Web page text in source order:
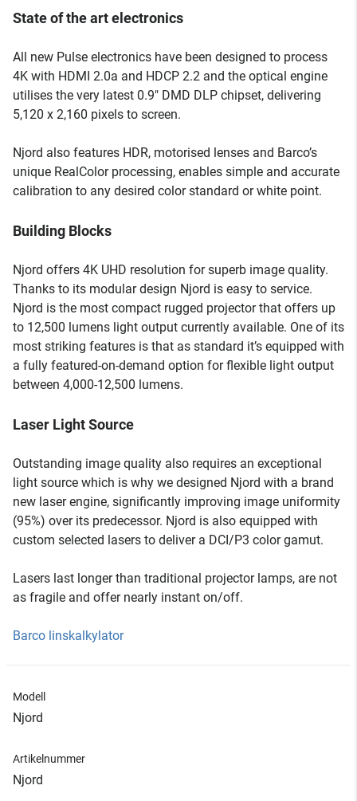
State of the art electronics
All new Pulse electronics have been designed to process
4K with HDMI 2.0a and HDCP 2.2 and the optical engine
utilises the very latest 0.9" DMD DLP chipset, delivering
5,120 x 2,160 pixels to screen.
Njord also features HDR, motorised lenses and Barco’s
unique RealColor processing, enables simple and accurate
calibration to any desired color standard or white point.
Building Blocks
Njord offers 4K UHD resolution for superb image quality.
Thanks to its modular design Njord is easy to service.
Njord is the most compact rugged projector that offers up
to 12,500 lumens light output currently available. One of its
most striking features is that as standard it’s equipped with
a fully featured-on-demand option for flexible light output
between 4,000-12,500 lumens.
Laser Light Source
Outstanding image quality also requires an exceptional
light source which is why we designed Njord with a brand
new laser engine, significantly improving image uniformity
(95%) over its predecessor. Njord is also equipped with
custom selected lasers to deliver a DCI/P3 color gamut.
Lasers last longer than traditional projector lamps, are not
as fragile and offer nearly instant on/off.
Barco linskalkylator
Modell
Njord
Artikelnummer
Njord